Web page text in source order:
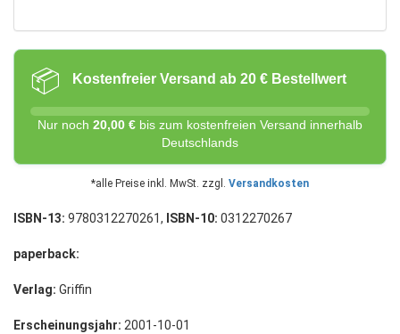
📦 Kostenfreier Versand ab 20 € Bestellwert
Nur noch 20,00 € bis zum kostenfreien Versand innerhalb
Deutschlands
*alle Preise inkl. MwSt. zzgl. Versandkosten
ISBN-13: 9780312270261, ISBN-10: 0312270267
paperback:
Verlag: Griffin
Erscheinungsjahr: 2001-10-01